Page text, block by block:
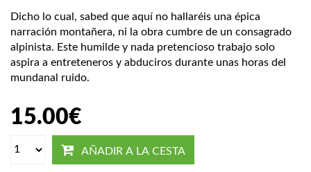
Dicho lo cual, sabed que aquí no hallaréis una épica
narración montañera, ni la obra cumbre de un consagrado
alpinista. Este humilde y nada pretencioso trabajo solo
aspira a entreteneros y abduciros durante unas horas del
mundanal ruido.
15.00€
AÑADIR A LA CESTA